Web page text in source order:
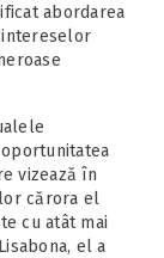
abordarea
intereselor
vizează în
cărora el
cu atât mai
el a